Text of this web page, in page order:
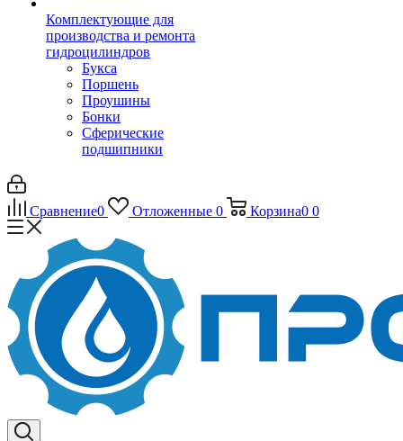
Комплектующие для
производства и ремонта
гидроцилиндров
Букса
Поршень
Проушины
Бонки
Сферические
подшипники
Сравнение0 Отложенные 0 Корзина0 0